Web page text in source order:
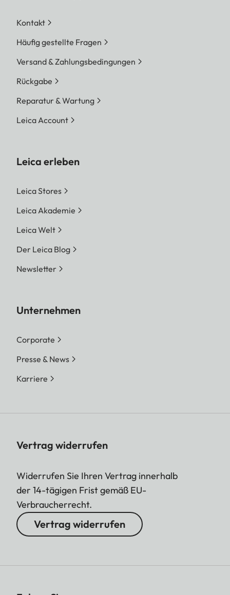
Kontakt
Häufig gestellte Fragen
Versand & Zahlungsbedingungen
Rückgabe
Reparatur & Wartung
Leica Account
Leica erleben
Leica Stores
Leica Akademie
Leica Welt
Der Leica Blog
Newsletter
Unternehmen
Corporate
Presse & News
Karriere
Vertrag widerrufen
Widerrufen Sie Ihren Vertrag innerhalb
der 14-tägigen Frist gemäß EU-
Verbraucherrecht.
Vertrag widerrufen